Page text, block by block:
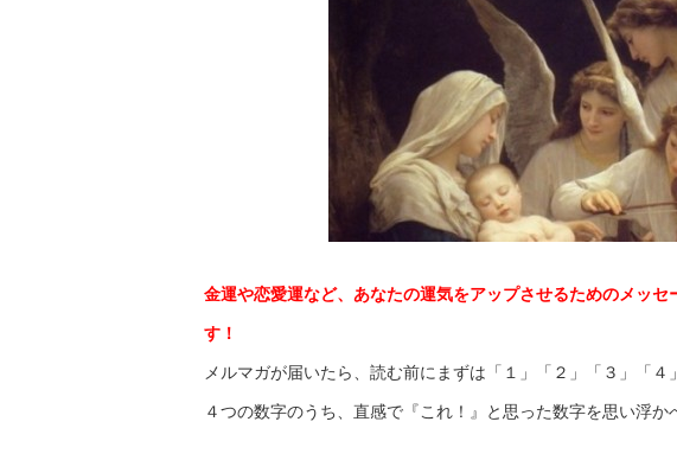
金運や恋愛運など、あなたの運気をアップさせるためのメッ
す！
メルマガが届いたら、読む前にまずは「１」「２」「３」「４
４つの数字のうち、直感で『これ！』と思った数字を思い浮か